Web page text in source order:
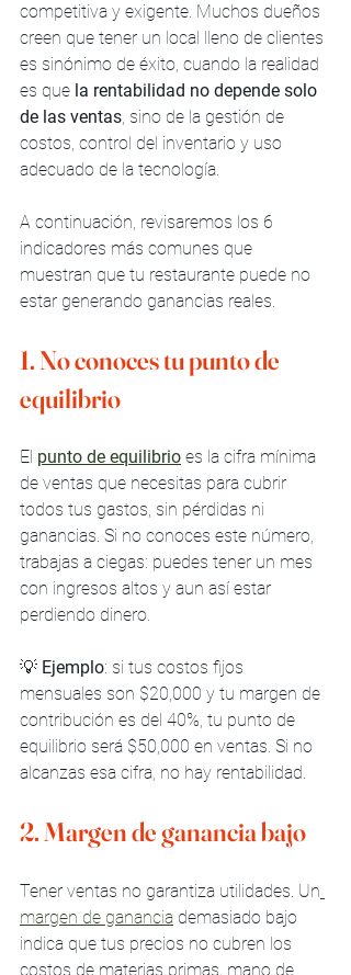
competitiva y exigente. Muchos dueños
creen que tener un local lleno de clientes
es sinónimo de éxito, cuando la realidad
es que la rentabilidad no depende solo
de las ventas, sino de la gestión de
costos, control del inventario y uso
adecuado de la tecnología.
A continuación, revisaremos los 6
indicadores más comunes que
muestran que tu restaurante puede no
estar generando ganancias reales.
1. No conoces tu punto de
equilibrio
El punto de equilibrio es la cifra mínima
de ventas que necesitas para cubrir
todos tus gastos, sin pérdidas ni
ganancias. Si no conoces este número,
trabajas a ciegas: puedes tener un mes
con ingresos altos y aun así estar
perdiendo dinero.
💡 Ejemplo: si tus costos fijos
mensuales son $20,000 y tu margen de
contribución es del 40%, tu punto de
equilibrio será $50,000 en ventas. Si no
alcanzas esa cifra, no hay rentabilidad.
2. Margen de ganancia bajo
Tener ventas no garantiza utilidades. Un
margen de ganancia demasiado bajo
indica que tus precios no cubren los
costos de materias primas, mano de